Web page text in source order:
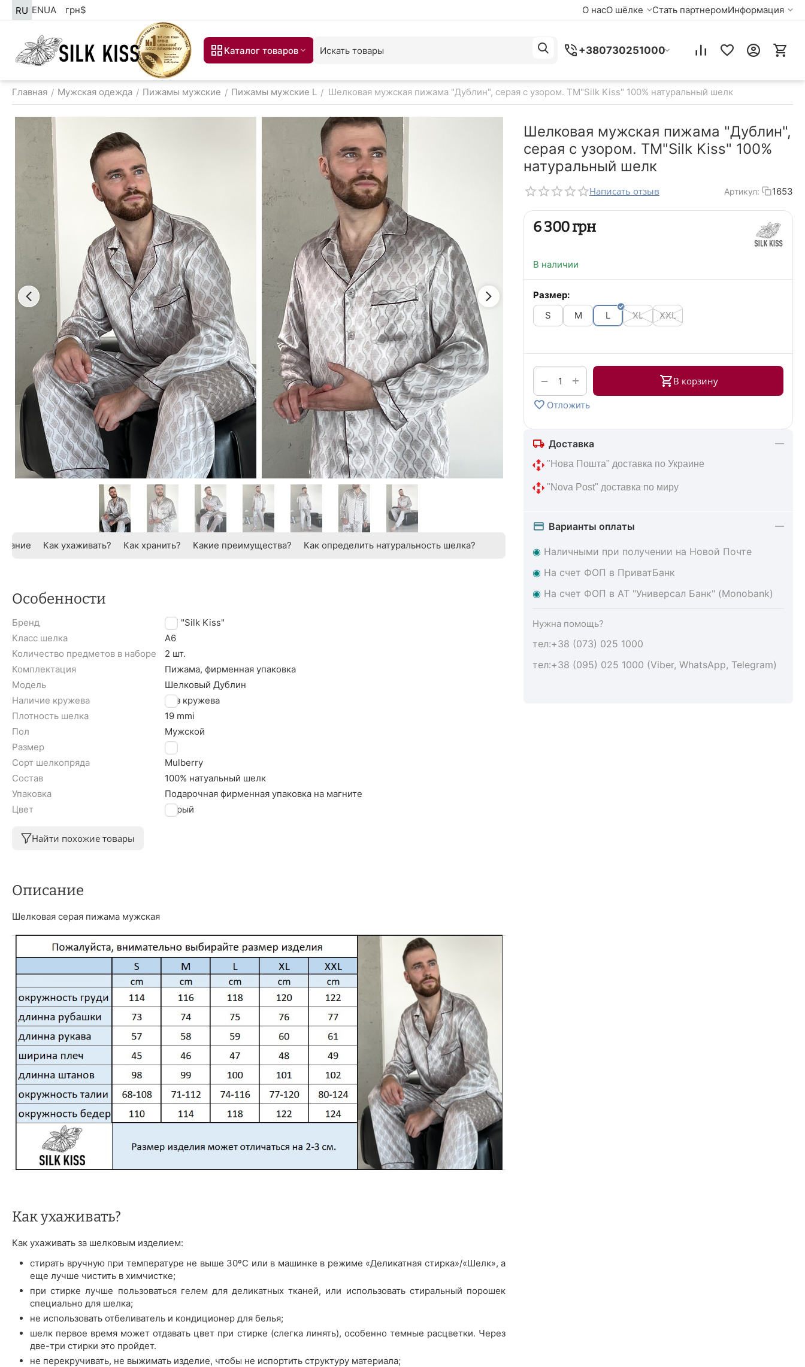
RU ENUA грн$ О насО шёлке Стать партнеромИнформация
Каталог товаров +380730251000
Главная / Мужская одежда / Пижамы мужские / Пижамы мужские L / Шелковая мужская пижама "Дублин", серая с узором. TM"Silk Kiss" 100% натуральный шелк
Шелковая мужская пижама "Дублин",
серая с узором. TM"Silk Kiss" 100%
натуральный шелк
Написать отзыв Артикул: 1653
‍6 300‍грн
В наличии
Размер:
S
M L XL XXL
+
− В корзину
Отложить
Доставка
"Нова Пошта" доставка по Украине
"Nova Post" доставка по миру
Варианты оплаты
◉ Наличными при получении на Новой Почте
◉ На счет ФОП в ПриватБанк
◉ На счет ФОП в АТ "Универсал Банк" (Monobank)
Нужна помощь?
тел:+38 (073) 025 1000
тел:+38 (095) 025 1000 (Viber, WhatsApp, Telegram)
Как ухаживать? Как хранить? Какие преимущества? Как определить натуральность шелка?
Особенности
Бренд
TM "Silk Kiss"
Класс шелка
A6
Количество предметов в наборе
2 шт.
Комплектация
Пижама, фирменная упаковка
Модель
Шелковый Дублин
Наличие кружева
Без кружева
Плотность шелка
19 mmi
Пол
Мужской
Размер
L
Сорт шелкопряда
Mulberry
Состав
100% натуальный шелк
Упаковка
Подарочная фирменная упаковка на магните
Цвет
Серый
Найти похожие товары
Описание
Шелковая серая пижама мужская
Как ухаживать?
Как ухаживать за шелковым изделием:
стирать вручную при температуре не выше 30ºС или в машинке в режиме «Деликатная стирка»/«Шелк», а
еще лучше чистить в химчистке;
при стирке лучше пользоваться гелем для деликатных тканей, или использовать стиральный порошек
специально для шелка;
не использовать отбеливатель и кондиционер для белья;
шелк первое время может отдавать цвет при стирке (слегка линять), особенно темные расцветки. Через
две-три стирки это пройдет.
не перекручивать, не выжимать изделие, чтобы не испортить структуру материала;